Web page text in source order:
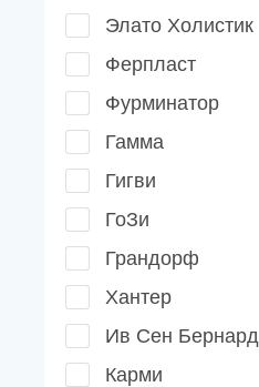
Элато Холистик
Ферпласт
Фурминатор
Гамма
Гигви
ГоЗи
Грандорф
Хантер
Ив Сен Бернард
Карми